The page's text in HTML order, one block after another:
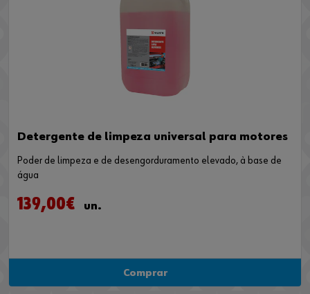
Detergente de limpeza universal para motores
Poder de limpeza e de desengorduramento elevado, à base de
água
139,00€ un.
Comprar